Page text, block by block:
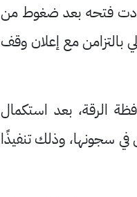
فتحه بعد ضغوط من
بالتزامن مع إعلان وقف
الرقة، بعد استكمال
سجونها، وذلك تنفيذًا